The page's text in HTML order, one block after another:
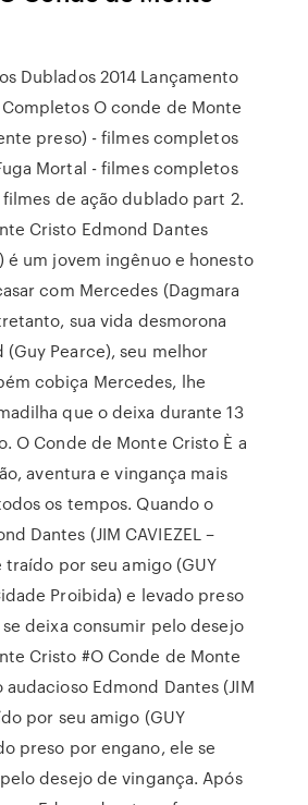
Dublados 2014 Lançamento
O conde de Monte
preso) - filmes completos
Mortal - filmes completos
de ação dublado part 2.
Cristo Edmond Dantes
é um jovem ingênuo e honesto
com Mercedes (Dagmara
sua vida desmorona
(Guy Pearce), seu melhor
cobiça Mercedes, lhe
que o deixa durante 13
O Conde de Monte Cristo È a
aventura e vingança mais
os tempos. Quando o
Dantes (JIM CAVIEZEL –
traído por seu amigo (GUY
Proibida) e levado preso
deixa consumir pelo desejo
Cristo #O Conde de Monte
Edmond Dantes (JIM
por seu amigo (GUY
preso por engano, ele se
desejo de vingança. Após